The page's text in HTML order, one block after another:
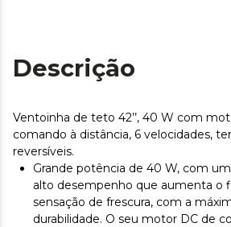
Descrição
Ventoinha de teto 42’’, 40 W com
comando à distância, 6 velocidades,
reversíveis.
Grande potência de 40 W, com
alto desempenho que aumenta o
sensação de frescura, com a
durabilidade. O seu motor DC de